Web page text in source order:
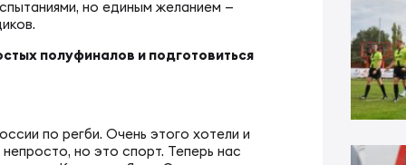
ФРЛ-7
проведения соревнований
регби
но единым желанием —
полуфиналов и подготовиться
по регби. Очень этого хотели и
но это спорт. Теперь нас